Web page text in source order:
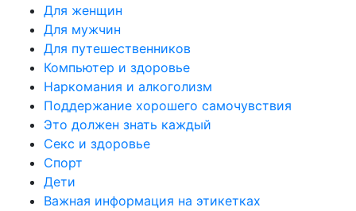
Для женщин
Для мужчин
Для путешественников
Компьютер и здоровье
Наркомания и алкоголизм
Поддержание хорошего самочувствия
Это должен знать каждый
Секс и здоровье
Спорт
Дети
Важная информация на этикетках